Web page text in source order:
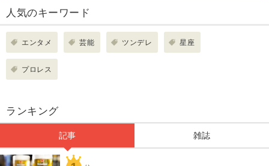
人気のキーワード
エンタメ 芸能 ツンデレ 星座
プロレス
ランキング
記事 雑誌